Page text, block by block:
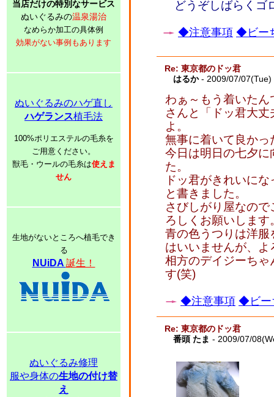
当店だけの特別なサービス
ぬいぐるみの温泉湯治
なめらか加工の具体例
効果がない事例もあります
ぬいぐるみのハゲ直し
ハゲランス植毛法
100%ポリエステルの毛糸を
ご用意ください。
獣毛・ウールの毛糸は使えま
せん
生地がないところへ植毛でき
る
NUiDA 誕生！
ぬいぐるみ修理
服や身体の生地の付け替
え
どうぞしばらくゴ
◆注意事項 ◆ビー
Re: 東京都のドッ君
はるか- 2009/07/
わぁ～もう着いた
さんと「ドッ君大
よ。
無事に着いて良かっ
今日は明日の七夕
た。
ドッ君がきれいに
と書きました。
さびしがり屋なの
ろしくお願いします
青の色うつりは洋
はいいませんが、
相方のデイジーち
す(笑)
◆注意事項 ◆ビー
Re: 東京都のドッ君
番頭 たま - 2009/07/